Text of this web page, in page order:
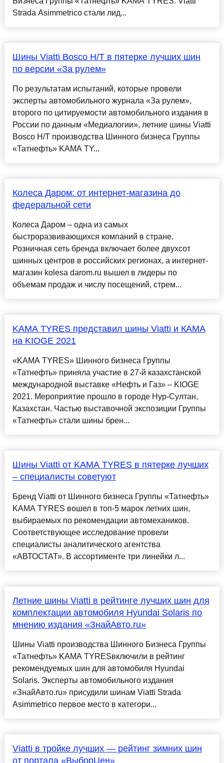
Strada Asimmetrico стали лид...
Шины Viatti Bosco H/T в пятерке лучших шин
по версии «За рулем»
По результатам испытаний, которые провели
эксперты автомобильного журнала «За рулем»,
второго по цитируемости автомобильного издания в
России по данным «Медиалогии», летние шины Viatti
Bosco H/T производства Шинного бизнеса Группы
«Татнефть» KAMA TY...
Колеса Даром: от интернет-магазина до
федеральной сети
Колеса Даром – одна из самых
быстроразвивающихся компаний в стране.
Розничная сеть бренда включает более двухсот
шинных центров в российских регионах, а интернет-
магазин kolesa darom.ru вышел в лидеры по
объемам продаж и числу посещений, стрем...
KAMA TYRES представил шины Viatti и КАМА
на KIOGE 2021
«KAMA TYRES» Шинного бизнеса Группы
«Татнефть» приняла участие в 27-й казахстанской
международной выставке «Нефть и Газ» – KIOGE
2021. Мероприятие прошло в городе Нур-Султан,
Казахстан. Частью выставочной экспозиции Группы
«Татнефть» стали шины брен...
Шины Viatti от KAMA TYRES в пятерке лучших
– специалисты советуют
Бренд Viatti от Шинного бизнеса Группы «Татнефть»
KAMA TYRES вошел в топ-5 марок летних шин,
выбираемых по рекомендации автомехаников.
Соответствующее исследование провели
специалисты аналитического агентства
«АВТОСТАТ». В ассортименте три линейки л...
Летние шины Viatti в рейтинге лучших шин для
комплектации автомобиля Hyundai Solaris по
мнению издания «ЗнайАвто.ru»
Шины Viatti производства Шинного Бизнеса Группы
«Татнефть» KAMA TYRESвключили в рейтинг
рекомендуемых шин для автомобиля Hyundai
Solaris. Эксперты автомобильного издания
«ЗнайАвто.ru» присудили шинам Viatti Strada
Asimmetrico первое место в категори...
Viatti в тройке лучших — рейтинг зимних шин
от портала «ВыборЦен»